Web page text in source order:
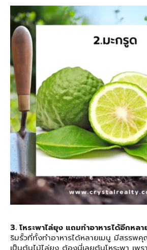
3. โหระพาไล่ยุง แถมทำอาหารได้อีกหลา
ริมรั้วที่ทั้งทำอาหารได้หลายเมนู มีสรรพ